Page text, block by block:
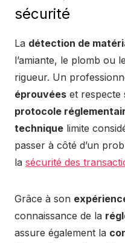
sécurité
La détection de
l’amiante, le plomb ou
rigueur. Un
éprouvées et respecte
protocole
technique limite
passer à côté d’un
la sécurité des
Grâce à son
connaissance de la
assure également la